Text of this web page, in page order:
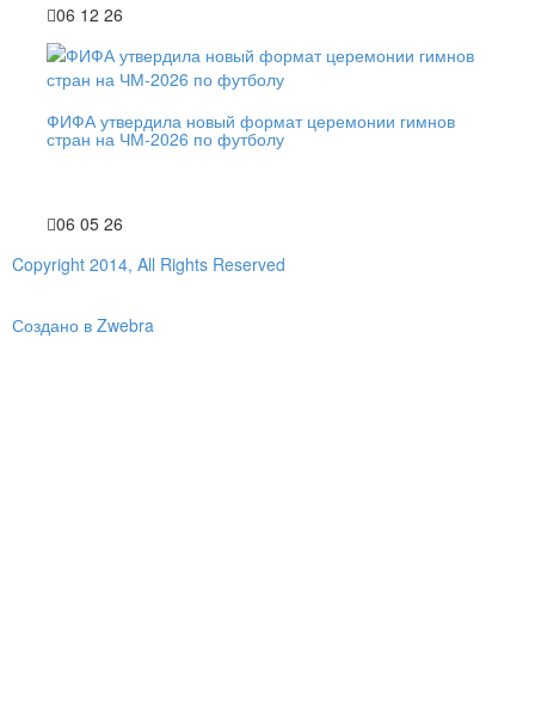
06 12 26
ФИФА утвердила новый формат церемонии гимнов
стран на ЧМ-2026 по футболу
06 05 26
Copyright 2014, All Rights Reserved
Создано в Zwebra